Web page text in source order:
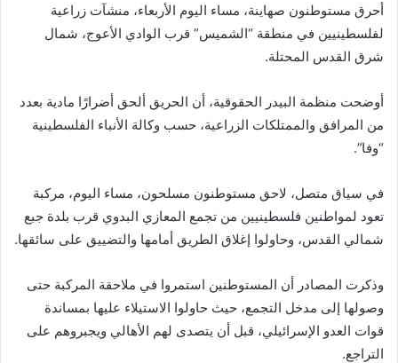
أحرق مستوطنون صهاينة، مساء اليوم الأربعاء، منشآت زراعية
لفلسطينيين في منطقة “الشميس” قرب الوادي الأعوج، شمال
شرق القدس المحتلة.
أوضحت منظمة البيدر الحقوقية، أن الحريق ألحق أضرارًا مادية بعدد
من المرافق والممتلكات الزراعية، حسب وكالة الأنباء الفلسطينية
“وفا”.
في سياق متصل، لاحق مستوطنون مسلحون، مساء اليوم، مركبة
تعود لمواطنين فلسطينيين من تجمع المعازي البدوي قرب بلدة جبع
شمالي القدس، وحاولوا إغلاق الطريق أمامها والتضييق على سائقها.
وذكرت المصادر أن المستوطنين استمروا في ملاحقة المركبة حتى
وصولها إلى مدخل التجمع، حيث حاولوا الاستيلاء عليها بمساندة
قوات العدو الإسرائيلي، قبل أن يتصدى لهم الأهالي ويجبروهم على
التراجع.